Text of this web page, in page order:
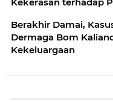
Kekerasan terhadap
Berakhir Damai,
Dermaga Bom
Kekeluargaan